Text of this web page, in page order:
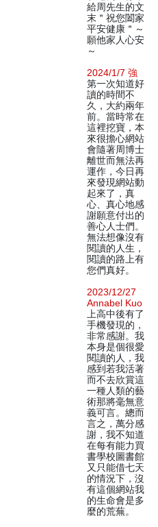
給周先生的文
末＂祝您闔家
平安健康＂～
願他家人心安
～
2024/1/7 強
第一次知道好
讀的時間不
久，大約兩年
前。當時常在
這裡挖寶，本
來很擔心網站
會隨著周博士
離世而無法再
運作，今日再
來發現網站動
起來了，真
心、真心地感
謝願意付出的
善心人士們。
無法想像沒有
閱讀的人生，
閱讀的路上有
您們真好。
2023/12/27
Annabel Kuo
上高中後有了
手機發現的，
非常感謝。我
本身是個很愛
閱讀的人，我
感到若我活著
而不去欣賞這
一種人類的藝
術那將毫無意
義可言。總而
言之，萬分感
謝，我不知道
在每有能力買
書學校圖書館
又只能借七天
的情況下，沒
有這個網站我
的生命會是多
麼的荒蕪。